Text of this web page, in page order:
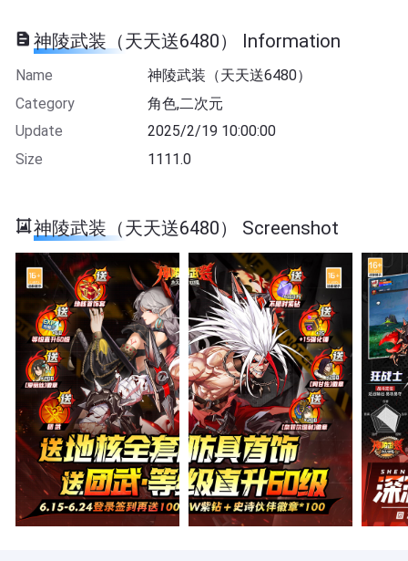
神陵武装（天天送6480） Information
Name
神陵武装（天天送6480）
Category
角色,二次元
Update
2025/2/19 10:00:00
Size
1111.0
神陵武装（天天送6480） Screenshot